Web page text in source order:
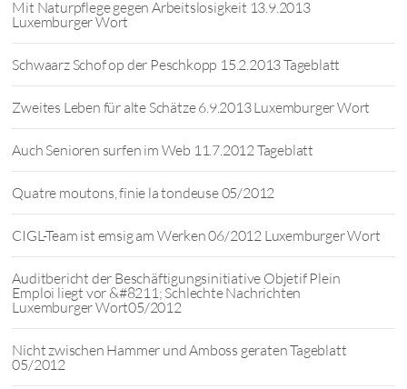
Mit Naturpflege gegen Arbeitslosigkeit 13.9.2013
Luxemburger Wort
Schwaarz Schof op der Peschkopp 15.2.2013 Tageblatt
Zweites Leben für alte Schätze 6.9.2013 Luxemburger Wort
Auch Senioren surfen im Web 11.7.2012 Tageblatt
Quatre moutons, finie la tondeuse 05/2012
CIGL-Team ist emsig am Werken 06/2012 Luxemburger Wort
Auditbericht der Beschäftigungsinitiative Objetif Plein
Emploi liegt vor &#8211; Schlechte Nachrichten
Luxemburger Wort05/2012
Nicht zwischen Hammer und Amboss geraten Tageblatt
05/2012